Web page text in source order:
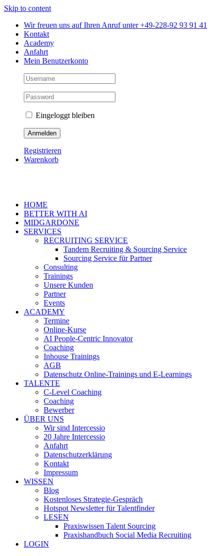
Skip to content
Wir freuen uns auf Ihren Anruf unter +49-228-92 93 91 41
Kontakt
Academy
Anfahrt
Mein Benutzerkonto
Eingeloggt bleiben
Registrieren
Warenkorb
HOME
BETTER WITH AI
MIDGARDONE
SERVICES
RECRUITING SERVICE
Tandem Recruiting & Sourcing Service
Sourcing Service für Partner
Consulting
Trainings
Unsere Kunden
Partner
Events
ACADEMY
Termine
Online-Kurse
AI People-Centric Innovator
Coaching
Inhouse Trainings
AGB
Datenschutz Online-Trainings und E-Learnings
TALENTE
C-Level Coaching
Coaching
Bewerber
ÜBER UNS
Wir sind Intercessio
20 Jahre Intercessio
Anfahrt
Datenschutzerklärung
Kontakt
Impressum
WISSEN
Blog
Kostenloses Strategie-Gespräch
Hotspot Newsletter für Talentfinder
LESEN
Praxiswissen Talent Sourcing
Praxishandbuch Social Media Recruiting
LOGIN